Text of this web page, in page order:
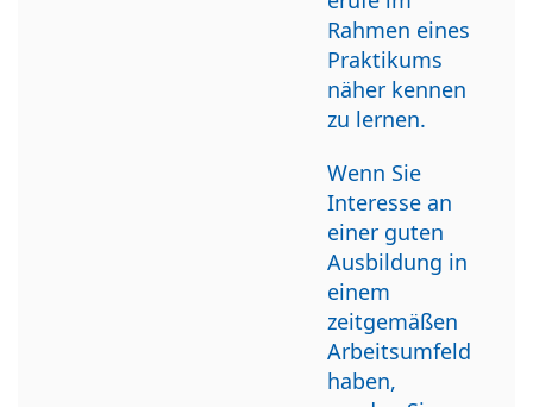
Rahmen eines
Praktikums
näher kennen
zu lernen.
Wenn Sie
Interesse an
einer guten
Ausbildung in
einem
zeitgemäßen
Arbeitsumfeld
haben,